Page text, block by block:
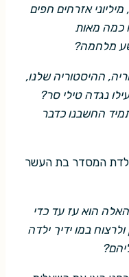
מיליוני אזרחים חפים
כמה מאות
מלחמה?
ההיסטוריה שלנו,
נגדה טילי סר?
החשבנו כדבר
המסדר בת העשר
הוא עז עד כדי
במו ידיך ילדה